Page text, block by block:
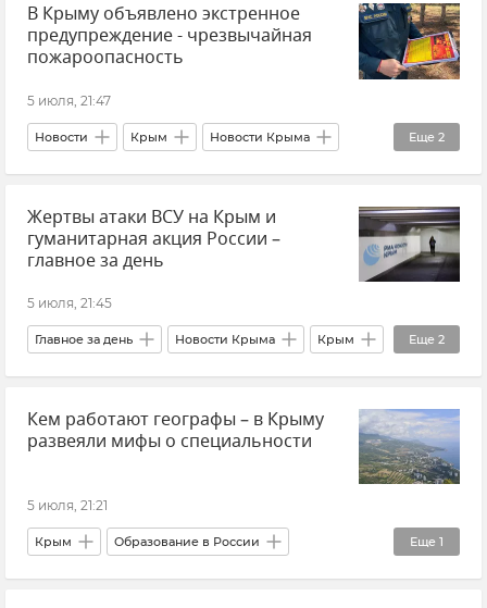
Безопасность Республики Крым и Севастополя
Атаки ВСУ на Крым
В Крыму объявлено экстренное
предупреждение - чрезвычайная
пожароопасность
5 июля, 21:47
Еще 2
Новости Крым Новости Крыма
Пожароопасный сезон в Крыму
Пожарная безопасность
Жертвы атаки ВСУ на Крым и
гуманитарная акция России –
главное за день
5 июля, 21:45
Еще 2
Главное за день Новости Крыма Крым
В мире Общество
Кем работают географы – в Крыму
развеяли мифы о специальности
5 июля, 21:21
Еще 1
Крым Образование в России
Общество